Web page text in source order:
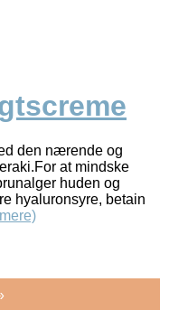
den nærende og
at mindske
huden og
hyaluronsyre, betain